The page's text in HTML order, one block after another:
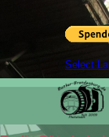
Select